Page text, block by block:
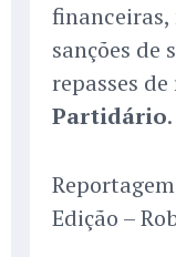
financeiras,
sanções de
repasses
Partidário.
Edição –